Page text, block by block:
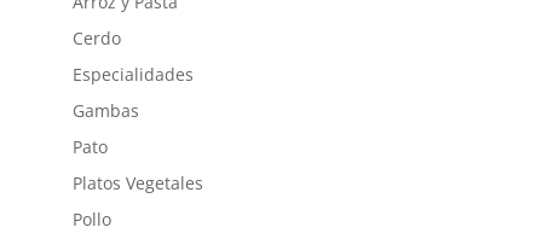
Cerdo
Especialidades
Gambas
Pato
Platos Vegetales
Pollo